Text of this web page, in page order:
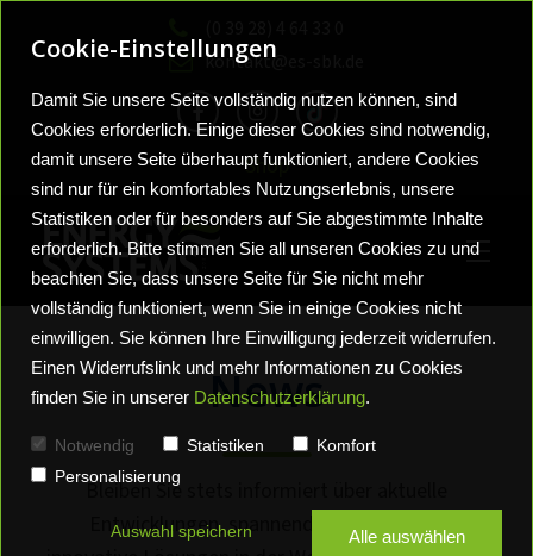
kontakt@es-sbk.de
Shop
Wohlfühlbäder
Heizungssysteme
Sanitärlösungen
Wärmelösungen
Neuigkeiten
Vortrag Frag die Experten
News
Bleiben Sie stets informiert über aktuelle
Entwicklungen, spannende Projekte und
Cookie-Einstellungen
Damit Sie unsere Seite vollständig nutzen können, sind
Cookies erforderlich. Einige dieser Cookies sind notwendig,
damit unsere Seite überhaupt funktioniert, andere Cookies
sind nur für ein komfortables Nutzungserlebnis, unsere
Statistiken oder für besonders auf Sie abgestimmte Inhalte
erforderlich. Bitte stimmen Sie all unseren Cookies zu und
beachten Sie, dass unsere Seite für Sie nicht mehr
vollständig funktioniert, wenn Sie in einige Cookies nicht
einwilligen. Sie können Ihre Einwilligung jederzeit widerrufen.
Einen Widerrufslink und mehr Informationen zu Cookies
finden Sie in unserer Datenschutzerklärung.
Notwendig Statistiken
Komfort
Personalisierung
Auswahl speichern Alle auswählen